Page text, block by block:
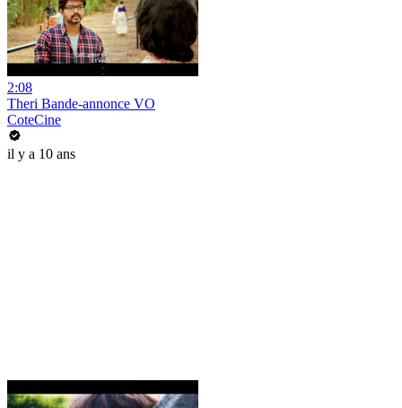
2:08
Theri Bande-annonce VO
CoteCine
il y a 10 ans